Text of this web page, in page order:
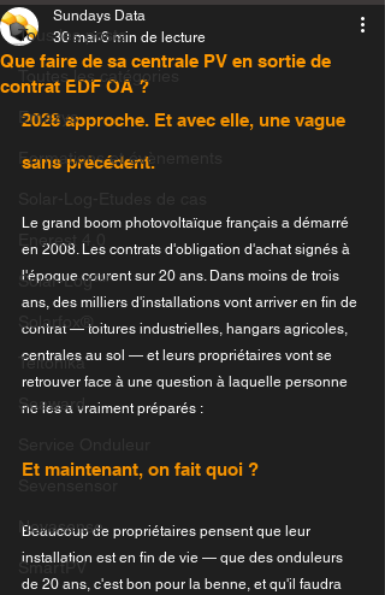
Tous les posts
Toutes les catégories
Emazys
Formations et évènements
Enerest 4.0
Solar-Log™
Solarfox®
Teltonika
Seaward
Novasense
SmartPV
Que faire de sa centrale PV en sortie de
contrat EDF OA ?
Sundays Data
30 mai 6 min de lecture
2028 approche. Et avec elle, une vague
sans précédent.
Le grand boom photovoltaïque français a démarré
en 2008. Les contrats d'obligation d'achat signés à
l'époque courent sur 20 ans. Dans moins de trois
ans, des milliers d'installations vont arriver en fin de
contrat — toitures industrielles, hangars agricoles,
centrales au sol — et leurs propriétaires vont se
retrouver face à une question à laquelle personne
ne les a vraiment préparés :
Et maintenant, on fait quoi ?
Beaucoup de propriétaires pensent que leur
installation est en fin de vie — que des onduleurs
de 20 ans, c'est bon pour la benne, et qu'il faudra